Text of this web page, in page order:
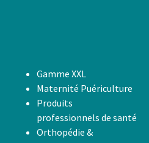
Gamme XXL
Maternité Puériculture
Produits
professionnels de santé
Orthopédie &